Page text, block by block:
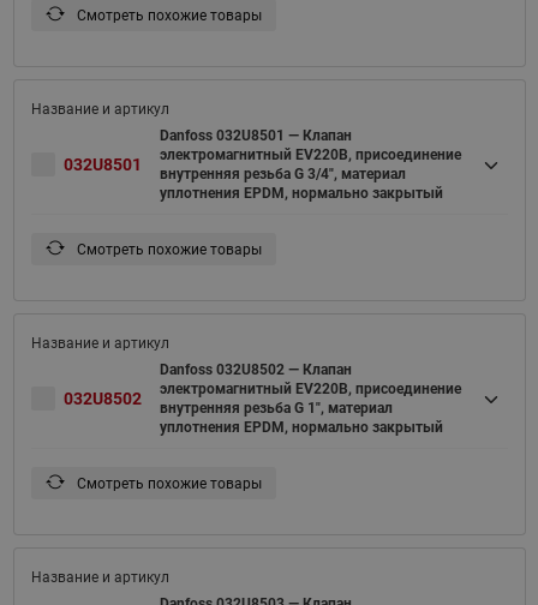
Смотреть похожие товары
032U8501
Danfoss 032U8501 — Клапан
электромагнитный EV220B, присоединение
внутренняя резьба G 3/4", материал
уплотнения EPDM, нормально закрытый
Смотреть похожие товары
032U8502
Danfoss 032U8502 — Клапан
электромагнитный EV220B, присоединение
внутренняя резьба G 1", материал
уплотнения EPDM, нормально закрытый
Смотреть похожие товары